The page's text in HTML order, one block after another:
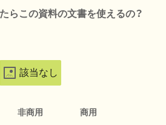
らこの資料の文書を使えるの？
該当なし
非商用 商用